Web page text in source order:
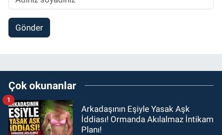
Gönder
Çok okunanlar
Arkadaşının Eşiyle Yasak Aşk
İddiası! Ormanda Akılalmaz İntikam
Planı!
1